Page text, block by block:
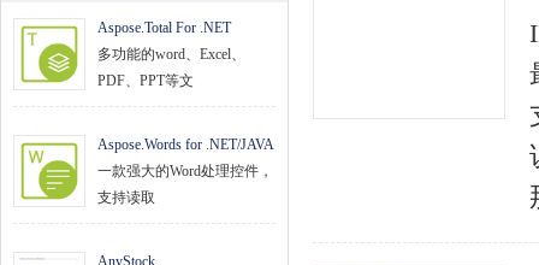
地理信息系统
开发测试与优化
智能设备开发
Aspose.Total For .NET
多功能的word、Excel、
PDF、PPT等文
Aspose.Words for .NET/JAVA
一款强大的Word处理控件，
支持读取
AnyStock